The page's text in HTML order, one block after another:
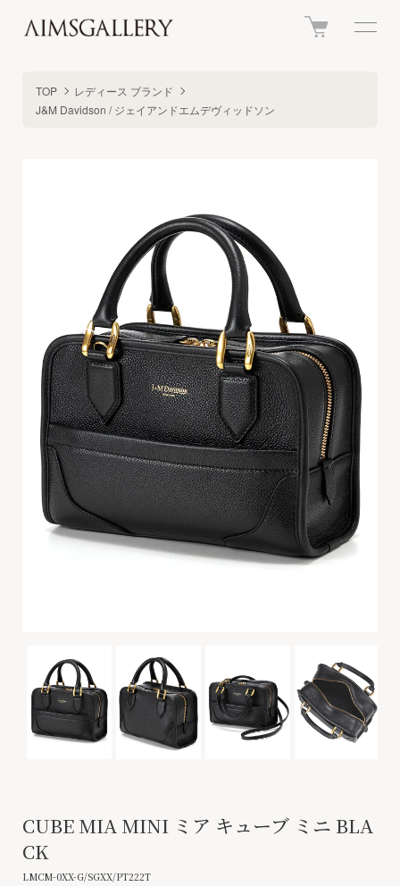
TOP
レディース ブランド
J&M Davidson / ジェイアンドエムデヴィッドソン
CUBE MIA MINI ミア キューブ ミニ BLA
CK
LMCM-0XX-G/SGXX/PT222T